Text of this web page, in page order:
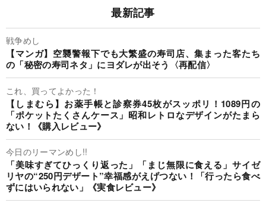
最新記事
戦争めし
【マンガ】空襲警報下でも大繁盛の寿司店、集まった客たち
の「秘密の寿司ネタ」にヨダレが出そう〈再配信〉
これ、買ってよかった！
【しまむら】お薬手帳と診察券45枚がスッポリ！1089円の
「ポケットたくさんケース」昭和レトロなデザインがたまら
ない！《購入レビュー》
今日のリーマンめし!!
「美味すぎてひっくり返った」「まじ無限に食える」サイゼ
リヤの“250円デザート”幸福感がえげつない！「行ったら食べ
ずにはいられない」《実食レビュー》